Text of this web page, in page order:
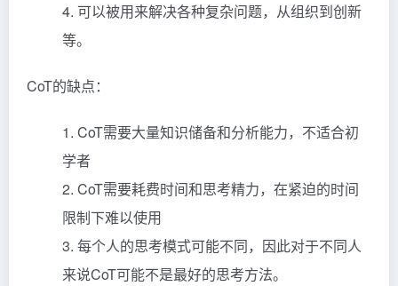
4. 可以被用来解决各种复杂问题，从组织到创新
等。
CoT的缺点：
1. CoT需要大量知识储备和分析能力，不适合初
学者
2. CoT需要耗费时间和思考精力，在紧迫的时间
限制下难以使用
3. 每个人的思考模式可能不同，因此对于不同人
来说CoT可能不是最好的思考方法。